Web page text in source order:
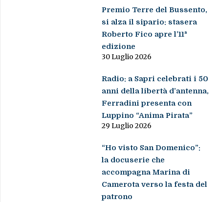
Premio Terre del Bussento,
si alza il sipario: stasera
Roberto Fico apre l’11ª
edizione
30 Luglio 2026
Radio: a Sapri celebrati i 50
anni della libertà d’antenna,
Ferradini presenta con
Luppino “Anima Pirata”
29 Luglio 2026
“Ho visto San Domenico”:
la docuserie che
accompagna Marina di
Camerota verso la festa del
patrono